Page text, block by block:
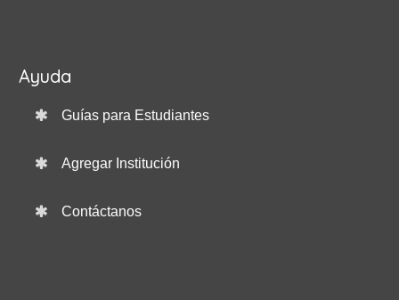
Ayuda
Guías para Estudiantes
Agregar Institución
Contáctanos